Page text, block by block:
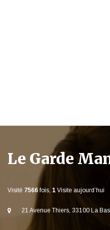
Le Garde
Visité 7566 fois, 1 Visite aujourd’hui
21 Avenue Thiers, 33100 La